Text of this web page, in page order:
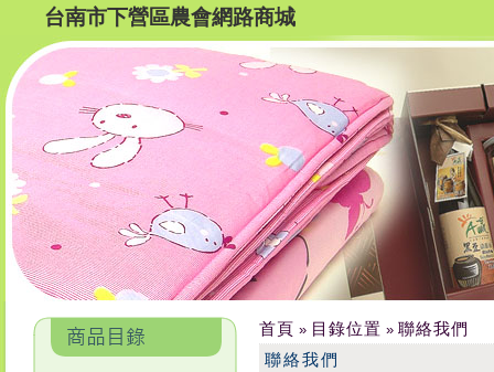
台南市下營區農會網路商城
首頁 » 目錄位置 » 聯絡我們
聯絡我們